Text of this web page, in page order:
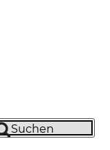
Suchen